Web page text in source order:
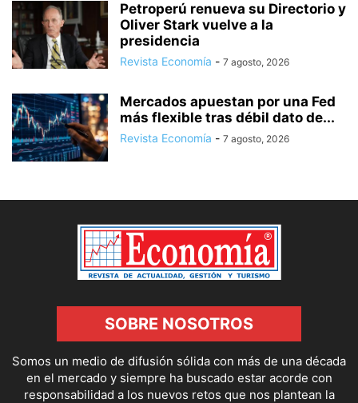
Petroperú renueva su Directorio y
Oliver Stark vuelve a la
presidencia
Revista Economía - 7 agosto, 2026
Mercados apuestan por una Fed
más flexible tras débil dato de...
Revista Economía - 7 agosto, 2026
SOBRE NOSOTROS
Somos un medio de difusión sólida con más de una década
en el mercado y siempre ha buscado estar acorde con
responsabilidad a los nuevos retos que nos plantean la